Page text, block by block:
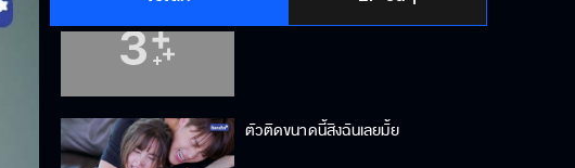
ข้อเสนอดีแค่ไหนก็ไม่แต่งงานปลดหนี้
ตัวติดขนาดนี้สิงฉันเลยมั้ย